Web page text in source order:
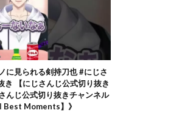
に見られる剣持刀也 #にじさ
き 【にじさんじ公式切り抜き
んじ公式切り抜きチャンネル
Best Moments】》